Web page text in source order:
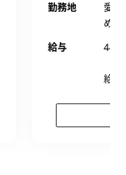
勤務地
愛媛
めぎ
給与
440
給＋